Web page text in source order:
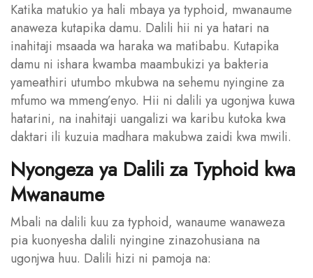
Katika matukio ya hali mbaya ya typhoid, mwanaume
anaweza kutapika damu. Dalili hii ni ya hatari na
inahitaji msaada wa haraka wa matibabu. Kutapika
damu ni ishara kwamba maambukizi ya bakteria
yameathiri utumbo mkubwa na sehemu nyingine za
mfumo wa mmeng’enyo. Hii ni dalili ya ugonjwa kuwa
hatarini, na inahitaji uangalizi wa karibu kutoka kwa
daktari ili kuzuia madhara makubwa zaidi kwa mwili.
Nyongeza ya Dalili za Typhoid kwa
Mwanaume
Mbali na dalili kuu za typhoid, wanaume wanaweza
pia kuonyesha dalili nyingine zinazohusiana na
ugonjwa huu. Dalili hizi ni pamoja na: